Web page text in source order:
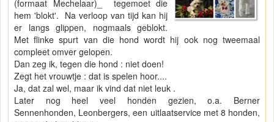
(formaat Mechelaar)_ tegemoet die
hem 'blokt'. Na verloop van tijd kan hij
er langs glippen, nogmaals geblokt.
Met flinke spurt van die hond wordt hij ook nog tweemaal
compleet omver gelopen.
Dan zeg ik, tegen die hond : niet doen!
Zegt het vrouwtje : dat is spelen hoor....
Ja, dat zal wel, maar ik vind dat niet leuk .
Later nog heel veel honden gezien, o.a. Berner
Sennenhonden, Leonbergers, een uitlaatservice met 8 honden,